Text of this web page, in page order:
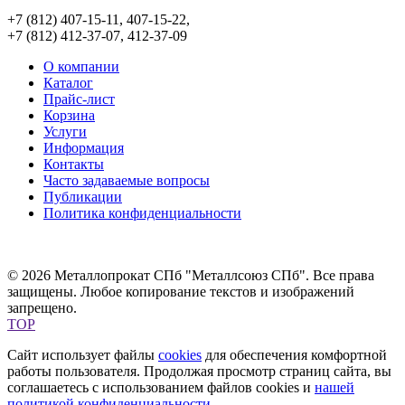
+7 (812) 407-15-11, 407-15-22,
+7 (812) 412-37-07, 412-37-09
О компании
Каталог
Прайс-лист
Корзина
Услуги
Информация
Контакты
Часто задаваемые вопросы
Публикации
Политика конфиденциальности
© 2026 Металлопрокат СПб "Металлсоюз СПб". Все права
защищены. Любое копирование текстов и изображений
запрещено.
TOP
Сайт использует файлы cookies для обеспечения комфортной
работы пользователя. Продолжая просмотр страниц сайта, вы
соглашаетесь с использованием файлов cookies и нашей